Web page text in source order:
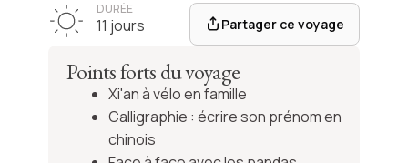
DURÉE
11 jours Partager ce voyage
Points forts du voyage
Xi'an à vélo en famille
Calligraphie : écrire son prénom en
chinois